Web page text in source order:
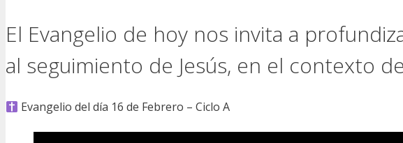
El Evangelio de hoy nos invita a
al seguimiento de Jesús, en el contexto
Evangelio del día 16 de Febrero – Ciclo A